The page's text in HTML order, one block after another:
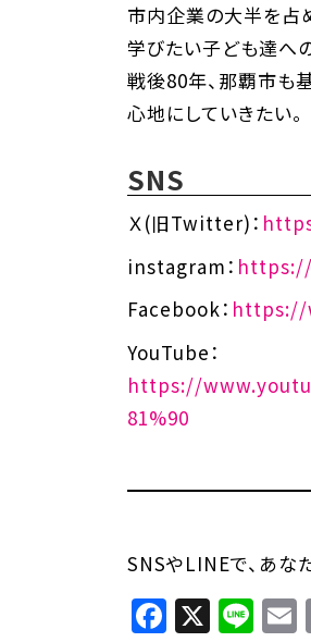
市内企業の大半を占
学びたい子ども達へ
戦後80年、那覇市も
心地にしていきたい。
SNS
Ｘ(旧Twitter)：
instagram：
Facebook： https://
YouTube：
https://
81%90
SNSやLINEで、あな
X